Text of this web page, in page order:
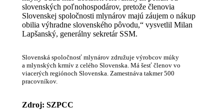
slovenských poľnohospodárov, pretože členovia
Slovenskej spoločnosti mlynárov majú záujem o nákup
obilia výhradne slovenského pôvodu,“ vysvetlil Milan
Lapšanský, generálny sekretár SSM.
Slovenská spoločnosť mlynárov združuje výrobcov múky
a mlynských krmív z celého Slovenska. Má šesť členov vo
viacerých regiónoch Slovenska. Zamestnáva takmer 500
pracovníkov.
Zdroj: SZPCC